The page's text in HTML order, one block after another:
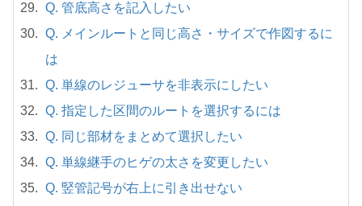
Q. 管底高さを記入したい
Q. メインルートと同じ高さ・サイズで作図するに
は
Q. 単線のレジューサを非表示にしたい
Q. 指定した区間のルートを選択するには
Q. 同じ部材をまとめて選択したい
Q. 単線継手のヒゲの太さを変更したい
Q. 竪管記号が右上に引き出せない